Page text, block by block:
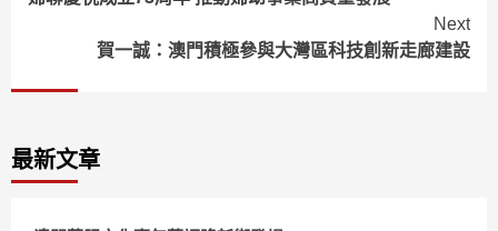
Reading
Next
賀一誠：澳門積極參與大灣區科技創新走廊建設
最新文章